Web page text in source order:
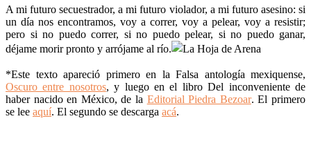
A mi futuro secuestrador, a mi futuro violador, a mi futuro asesino: si
un día nos encontramos, voy a correr, voy a pelear, voy a resistir;
pero si no puedo correr, si no puedo pelear, si no puedo ganar,
déjame morir pronto y arrójame al río.
*Este texto apareció primero en la Falsa antología mexiquense,
Oscuro entre nosotros, y luego en el libro Del inconveniente de
haber nacido en México, de la Editorial Piedra Bezoar. El primero
se lee aquí. El segundo se descarga acá.